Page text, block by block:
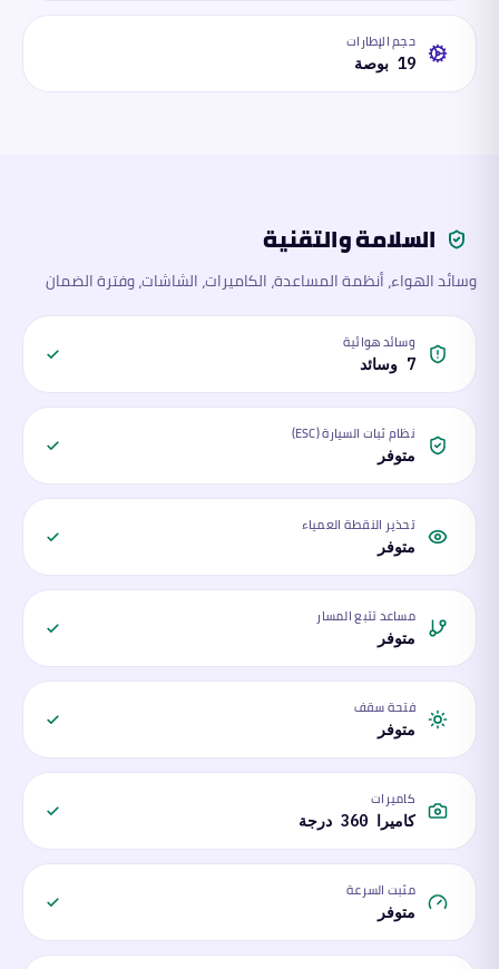
حجم الإطارات
19 بوصة
السلامة والتقنية
وسائد الهواء، أنظمة المساعدة، الكاميرات، الشاشات، وفترة الضمان
وسائد هوائية
7 وسائد
نظام ثبات السيارة (ESC)
متوفر
تحذير النقطة العمياء
متوفر
مساعد تتبع المسار
متوفر
فتحة سقف
متوفر
كاميرات
كاميرا 360 درجة
مثبت السرعة
متوفر